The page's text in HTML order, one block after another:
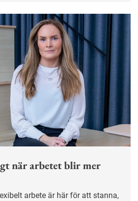
när arbetet blir mer